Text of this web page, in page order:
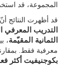
المجموعة، قد
قد أظهرت النتائج
التدريب
الثمانية المقيّمة
معرفية فقط.
بكوجنيفيت أكثر